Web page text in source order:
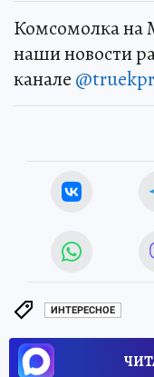
Комсомолка на
наши новости
канале
ИНТЕРЕСНОЕ